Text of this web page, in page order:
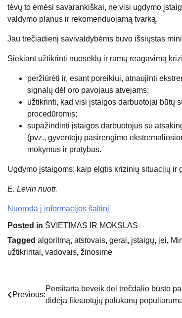
tėvų to ėmėsi savarankiškai, ne visi ugdymo
valdymo planus ir rekomenduojamą tvarką.
Jau trečiadienį savivaldybėms buvo išsiųstas
Siekiant užtikrinti nuoseklų ir ramų reagavimą
peržiūrėti ir, esant poreikiui, atnaujinti
signalų dėl oro pavojaus atvejams;
užtikrinti, kad visi įstaigos darbuotojai būtų
procedūromis;
supažindinti įstaigos darbuotojus su
(pvz., gyventojų pasirengimo
mokymus ir pratybas.
Ugdymo įstaigoms: kaip elgtis krizinių situacijų ir
E. Levin nuotr.
Nuoroda į informacijos šaltinį
Posted in ŠVIETIMAS IR MOKSLAS
Tagged algoritmą, atstovais, gerai, įstaigų, jei,
užtikrintai, vadovais, žinosime
Navigacija
Previous:
Persitarta beveik dėl trečdalio būsto
didėja fiksuotųjų palūkanų